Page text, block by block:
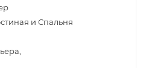
и Спальня